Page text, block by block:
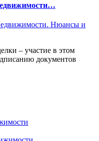
– участие в этом
документов